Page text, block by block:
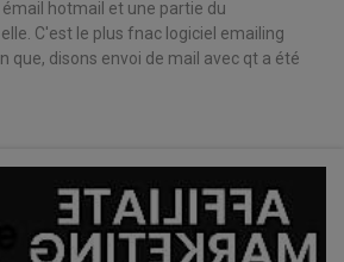
hotmail et une partie du
C'est le plus fnac logiciel emailing
que, disons envoi de mail avec qt a été